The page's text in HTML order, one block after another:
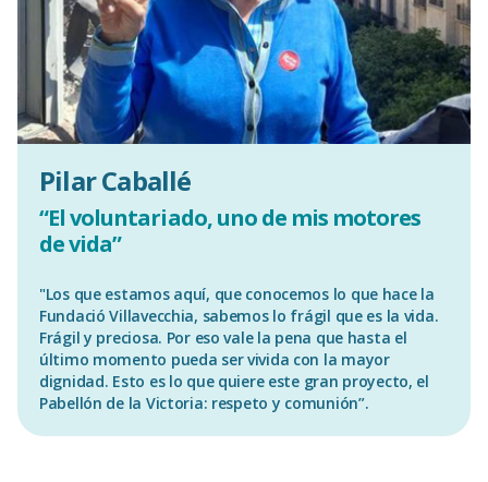
Pilar Caballé
“El voluntariado, uno de mis motores
de vida”
"Los que estamos aquí, que conocemos lo que hace la
Fundació Villavecchia, sabemos lo frágil que es la vida.
Frágil y preciosa. Por eso vale la pena que hasta el
último momento pueda ser vivida con la mayor
dignidad. Esto es lo que quiere este gran proyecto, el
Pabellón de la Victoria: respeto y comunión”.